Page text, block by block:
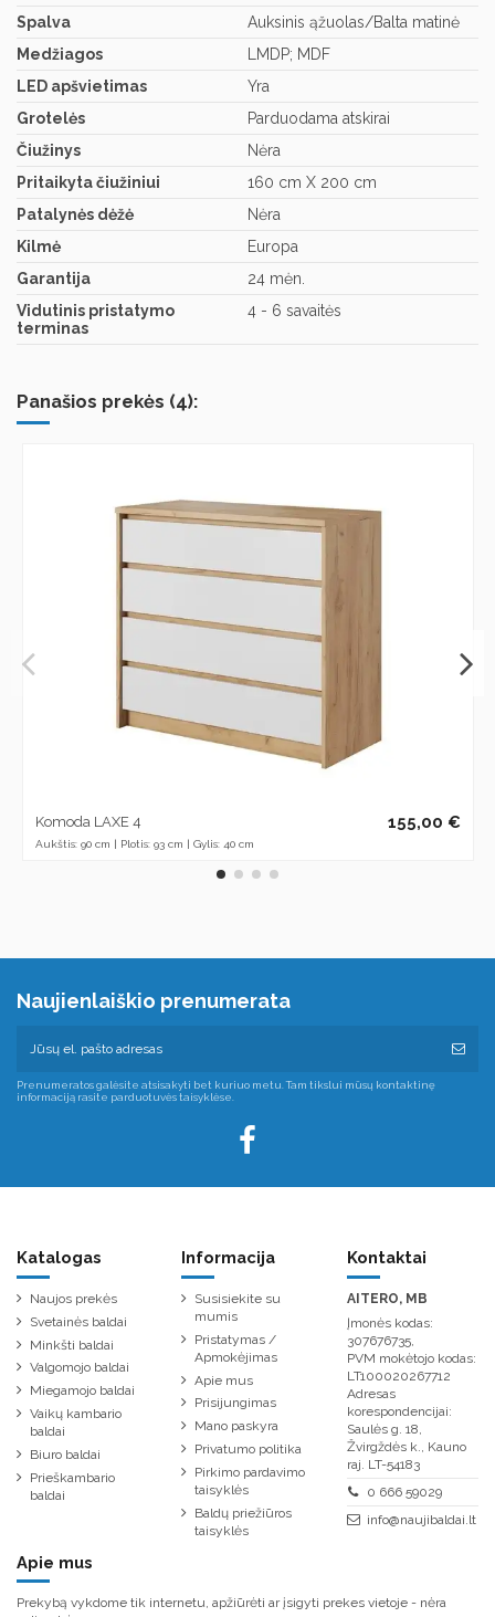
Spalva
Auksinis ąžuolas/Balta matinė
Medžiagos
LMDP; MDF
LED apšvietimas
Yra
Grotelės
Parduodama atskirai
Čiužinys
Nėra
Pritaikyta čiužiniui
160 cm X 200 cm
Patalynės dėžė
Nėra
Kilmė
Europa
Garantija
24 mėn.
Vidutinis pristatymo
terminas
4 - 6 savaitės
Panašios prekės (4):
Komoda LAXE 4
Aukštis: 90 cm | Plotis: 93 cm | Gylis: 40 cm
155,00 €
Naujienlaiškio prenumerata
Prenumeratos galėsite atsisakyti bet kuriuo metu. Tam tikslui mūsų kontaktinę
informaciją rasite parduotuvės taisyklėse.
Katalogas
Naujos prekės
Svetainės baldai
Minkšti baldai
Valgomojo baldai
Miegamojo baldai
Vaikų kambario
baldai
Biuro baldai
Prieškambario
baldai
Informacija
Susisiekite su
mumis
Pristatymas /
Apmokėjimas
Apie mus
Prisijungimas
Mano paskyra
Privatumo politika
Pirkimo pardavimo
taisyklės
Baldų priežiūros
taisyklės
Kontaktai
AITERO, MB
Įmonės kodas:
307676735,
PVM mokėtojo kodas:
LT100020267712
Adresas
korespondencijai:
Saulės g. 18,
Žvirgždės k., Kauno
raj. LT-54183
0 666 59029
info@naujibaldai.lt
Apie mus
Prekybą vykdome tik internetu, apžiūrėti ar įsigyti prekes vietoje - nėra